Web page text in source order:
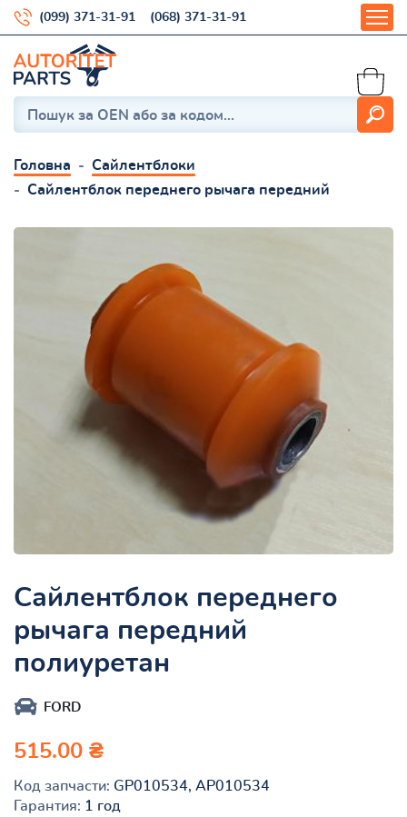
(099) 371-31-91 (068) 371-31-91
Головна
Сайлентблоки
Сайлентблок переднего рычага передний
Сайлентблок переднего
рычага передний
полиуретан
FORD
515.00 ₴
Код запчасти: GP010534, AP010534
Гарантия: 1 год